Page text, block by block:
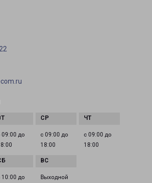
09:00 до
с 09:00 до
18:00
с 09:00 до
18:00
10:00 до
Выходной